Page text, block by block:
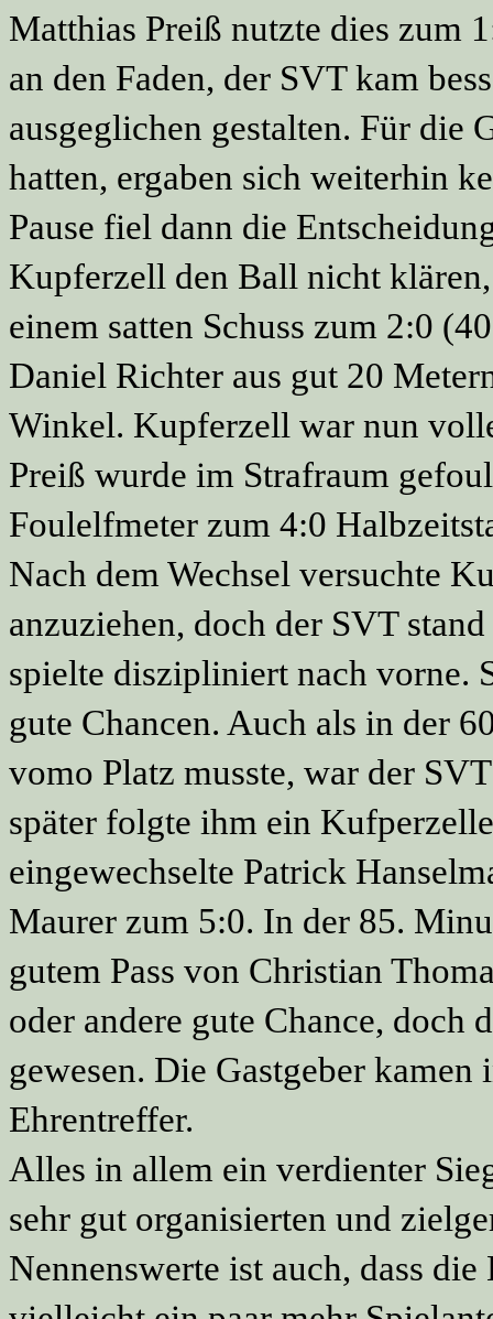
Matthias Preiß nutzte dies zum
an den Faden, der SVT kam
ausgeglichen gestalten. Für die
hatten, ergaben sich weiterhin
Pause fiel dann die
Kupferzell den Ball nicht
einem satten Schuss zum 2:0
Daniel Richter aus gut 20
Winkel. Kupferzell war nun
Preiß wurde im Strafraum
Foulelfmeter zum 4:0
Nach dem Wechsel versuchte
anzuziehen, doch der SVT
spielte diszipliniert nach vorne.
gute Chancen. Auch als in der
vomo Platz musste, war der
später folgte ihm ein
eingewechselte Patrick
Maurer zum 5:0. In der 85.
gutem Pass von Christian
oder andere gute Chance, doch
gewesen. Die Gastgeber
Ehrentreffer.
Alles in allem ein verdienter
sehr gut organisierten und
Nennenswerte ist auch, dass